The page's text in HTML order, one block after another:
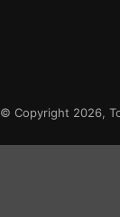
© Copyright 2026,